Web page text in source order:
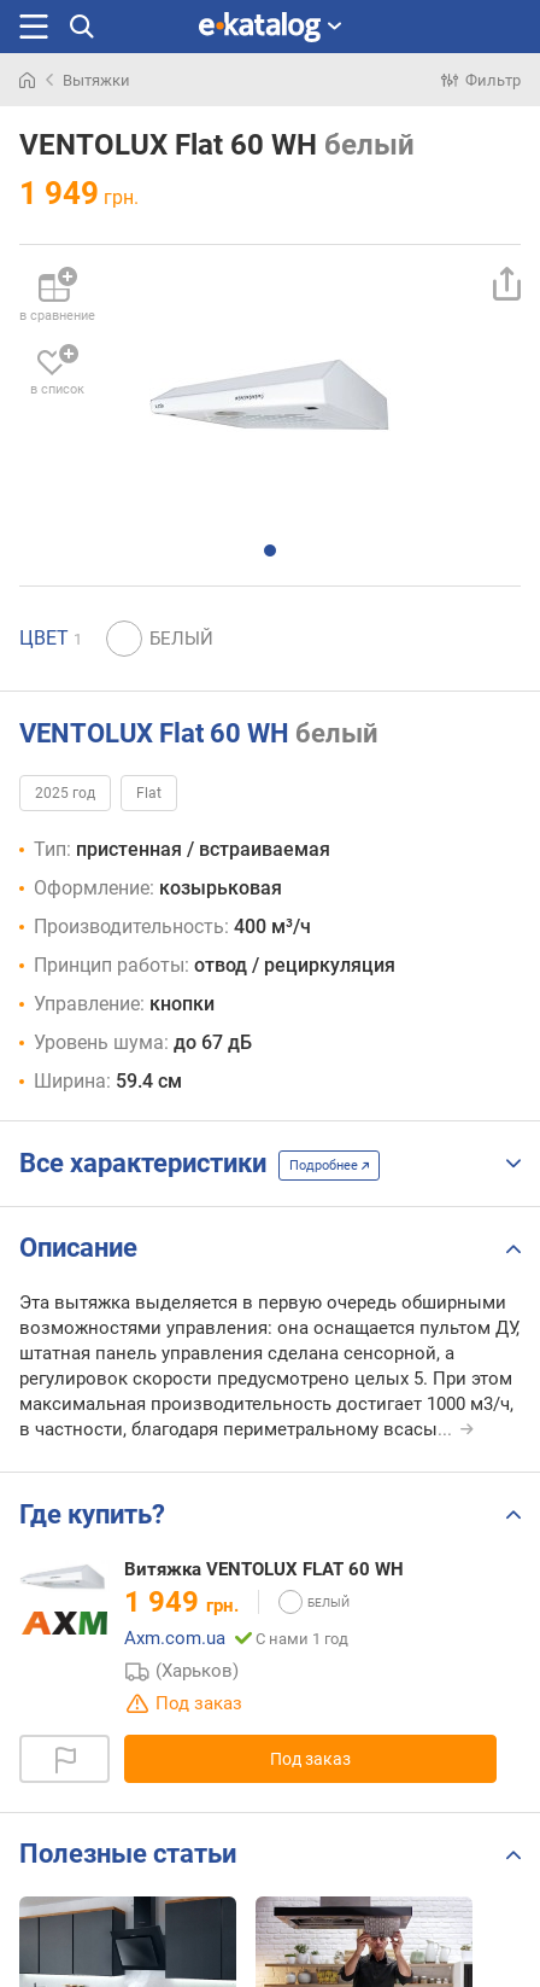
раньше
Вытяжки Фильтр
VENTOLUX Flat 60 WH белый
1 949 грн.
в сравнение
в список
ЦВЕТ 1
VENTOLUX Flat 60 WH белый
2025 год Flat
Тип: пристенная / встраиваемая
Оформление: козырьковая
Производительность: 400 м³/ч
Принцип работы: отвод / рециркуляция
Управление: кнопки
Уровень шума: до 67 дБ
Ширина: 59.4 см
Все характеристики Подробнее
Описание
Эта вытяжка выделяется в первую очередь обширными
возможностями управления: она оснащается пультом ДУ,
штатная панель управления сделана сенсорной, а
регулировок скорости предусмотрено целых 5. При этом
максимальная производительность достигает 1000 м3/ч,
в частности, благодаря периметральному всасы...
Где купить?
Витяжка VENTOLUX FLAT 60 WH
1 949 грн.
Axm.com.ua
С нами 1 год
(Харьков)
Под заказ
Под заказ
Полезные статьи